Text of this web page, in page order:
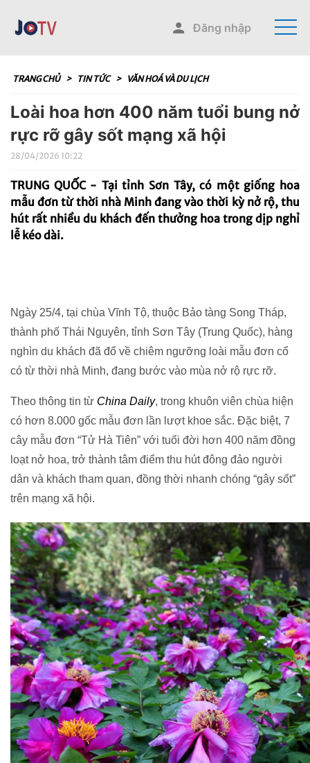
Đăng nhập
TRANG CHỦ > TIN TỨC > VĂN HOÁ VÀ DU LỊCH
Loài hoa hơn 400 năm tuổi bung nở
rực rỡ gây sốt mạng xã hội
28/04/2026 10:22
TRUNG QUỐC - Tại tỉnh Sơn Tây, có một giống hoa
mẫu đơn từ thời nhà Minh đang vào thời kỳ nở rộ, thu
hút rất nhiều du khách đến thưởng hoa trong dịp nghỉ
lễ kéo dài.
Ngày 25/4, tại chùa Vĩnh Tộ, thuộc Bảo tàng Song Tháp,
thành phố Thái Nguyên, tỉnh Sơn Tây (Trung Quốc), hàng
nghìn du khách đã đổ về chiêm ngưỡng loài mẫu đơn cổ
có từ thời nhà Minh, đang bước vào mùa nở rộ rực rỡ.
Theo thông tin từ China Daily, trong khuôn viên chùa hiện
có hơn 8.000 gốc mẫu đơn lần lượt khoe sắc. Đặc biệt, 7
cây mẫu đơn “Tử Hà Tiên” với tuổi đời hơn 400 năm đồng
loạt nở hoa, trở thành tâm điểm thu hút đông đảo người
dân và khách tham quan, đồng thời nhanh chóng “gây sốt”
trên mạng xã hội.